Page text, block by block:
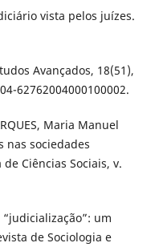
vista pelos juízes.
Avançados, 18(51),
62762004000100002.
Maria Manuel
nas sociedades
Ciências Sociais, v.
um
de Sociologia e